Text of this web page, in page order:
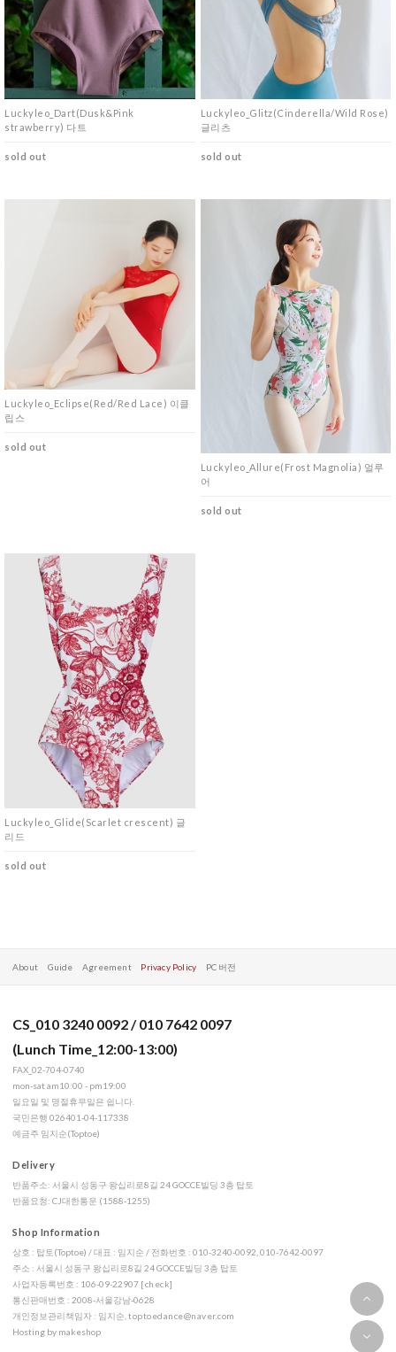
Luckyleo_Dart(Dusk&Pink
strawberry) 다트
sold out
Luckyleo_Glitz(Cinderella/Wild Rose)
글리츠
sold out
Luckyleo_Eclipse(Red/Red Lace) 이클
립스
sold out
Luckyleo_Allure(Frost Magnolia) 얼루
어
sold out
Luckyleo_Glide(Scarlet crescent) 글
리드
sold out
About Guide Agreement Privacy Policy PC 버전
CS_010 3240 0092 / 010 7642 0097
(Lunch Time_12:00-13:00)
FAX_02-704-0740
mon-sat am10:00 - pm19:00
일요일 및 명절휴무일은 쉽니다.
국민은행 026401-04-117338
예금주 임지순(Toptoe)
Delivery
반품주소: 서울시 성동구 왕십리로8길 24 GOCCE빌딩 3층 탑토
반품요청: CJ대한통운 (1588-1255)
Shop Information
상호 : 탑토(Toptoe) / 대표 : 임지순 / 전화번호 : 010-3240-0092, 010-7642-0097
주소 : 서울시 성동구 왕십리로8길 24 GOCCE빌딩 3층 탑토
사업자등록번호 : 106-09-22907 [check]
통신판매번호 : 2008-서울강남-0628
개인정보관리책임자 : 임지순, toptoedance@naver.com
Hosting by makeshop